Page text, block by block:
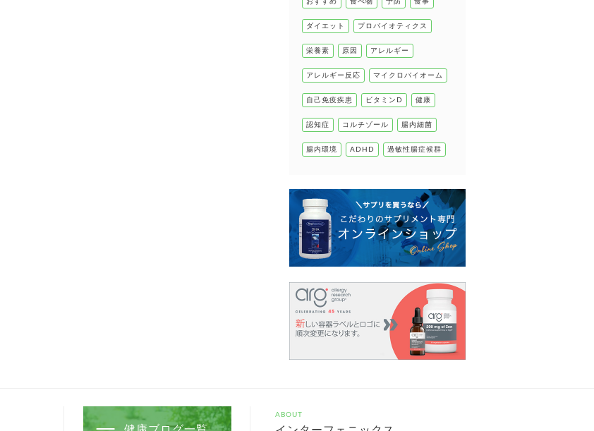
肌
肝臓の健康
腸の健康
おすすめ 食べ物 予防 食事
ダイエット プロバイオティクス
栄養素 原因 アレルギー
アレルギー反応 マイクロバイオーム
自己免疫疾患 ビタミンD 健康
認知症 コルチゾール 腸内細菌
腸内環境 ADHD 過敏性腸症候群
ABOUT